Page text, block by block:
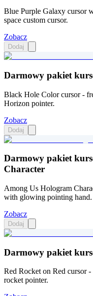
Blue Purple Galaxy cursor
space custom cursor.
Zobacz
Dodaj
Darmowy pakiet
Black Hole Color cursor -
Horizon pointer.
Zobacz
Dodaj
Darmowy pakiet
Character
Among Us Hologram
with glowing pointing hand.
Zobacz
Dodaj
Darmowy pakiet
Red Rocket on Red cursor
rocket pointer.